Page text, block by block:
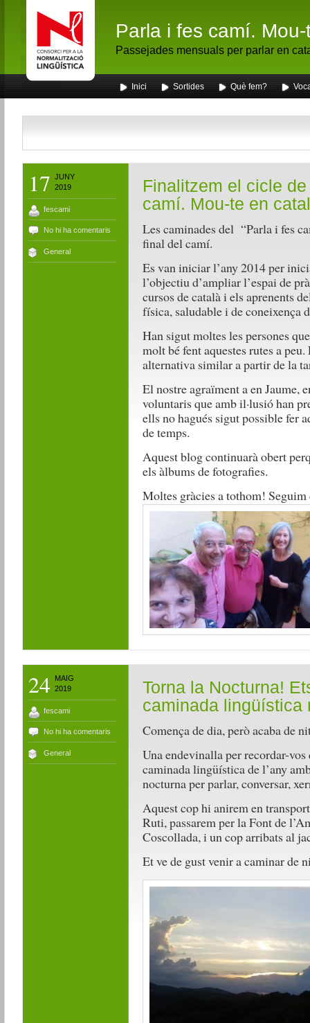
Parla i fes camí.
Passejades mensuals per parlar en
Inici Sortides Què fem?
17 JUNY
2019
fescami
No hi ha comentaris
General
Finalitzem el cicle
camí. Mou-te en
Les caminades del “Parla i fes
final del camí.
Es van iniciar l’any 2014 per
l’objectiu d’ampliar l’espai de
cursos de català i els aprenents
física, saludable i de coneixença
Han sigut moltes les persones
molt bé fent aquestes rutes a
alternativa similar a partir de la
El nostre agraïment a en Jaume,
voluntaris que amb il·lusió han
ells no hagués sigut possible fer
de temps.
Aquest blog continuarà obert
els àlbums de fotografies.
Moltes gràcies a tothom!
24
MAIG
2019
fescami
No hi ha comentaris
General
Torna la Nocturna!
caminada lingüística
Comença de dia, però acaba de
Una endevinalla per recordar-
caminada lingüística de l’any
nocturna per parlar, conversar,
Aquest cop hi anirem en
Ruti, passarem per la Font de
Coscollada, i un cop arribats al
Et ve de gust venir a caminar de